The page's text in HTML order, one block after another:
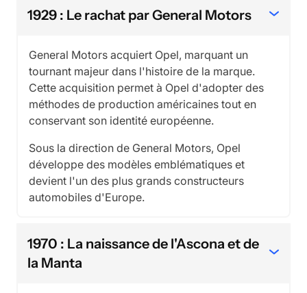
1929 : Le rachat par General Motors
General Motors acquiert Opel, marquant un
tournant majeur dans l'histoire de la marque.
Cette acquisition permet à Opel d'adopter des
méthodes de production américaines tout en
conservant son identité européenne.
Sous la direction de General Motors, Opel
développe des modèles emblématiques et
devient l'un des plus grands constructeurs
automobiles d'Europe.
1970 : La naissance de l'Ascona et de
la Manta